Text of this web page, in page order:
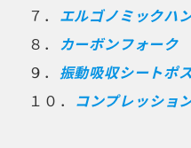
７． エルゴノミックハ
８． カーボンフォーク
９． 振動吸収シートポ
１０． コンプレッショ